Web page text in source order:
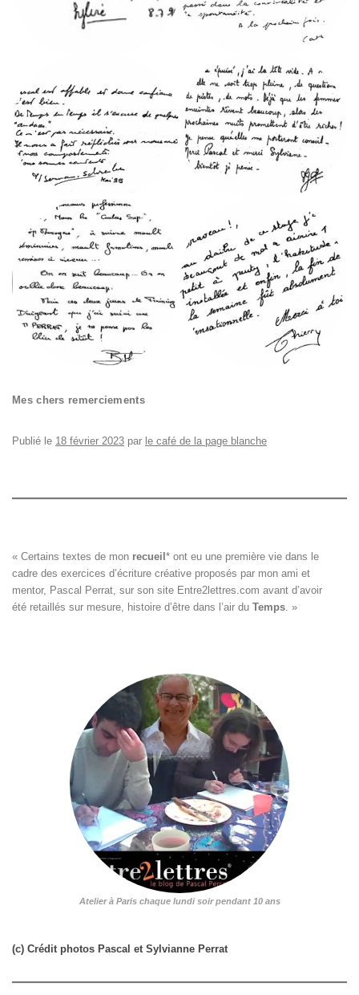
Mes chers remerciements
Publié le 18 février 2023 par le café de la page blanche
« Certains textes de mon recueil * ont eu une première vie dans le
cadre des exercices d’écriture créative proposés par mon ami et
mentor, Pascal Perrat, sur son site Entre2lettres.com avant d’avoir
été retaillés sur mesure, histoire d’être dans l’air du Temps. »
Atelier à Paris chaque lundi soir pendant 10 ans
(c) Crédit photos Pascal et Sylvianne Perrat